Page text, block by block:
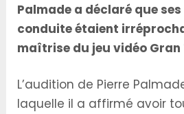
Palmade a déclaré que
conduite étaient
maîtrise du jeu vidéo Gran
L’audition de Pierre
laquelle il a affirmé avoir